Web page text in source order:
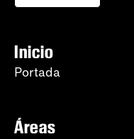
Inicio
Portada
Áreas